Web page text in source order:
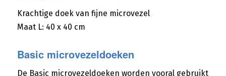
Krachtige doek van fijne microvezel
Maat L: 40 x 40 cm
Basic microvezeldoeken
De Basic microvezeldoeken worden vooral gebruikt